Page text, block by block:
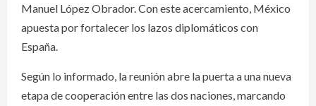
Manuel López Obrador. Con este acercamiento, México
apuesta por fortalecer los lazos diplomáticos con
España.
Según lo informado, la reunión abre la puerta a una nueva
etapa de cooperación entre las dos naciones, marcando